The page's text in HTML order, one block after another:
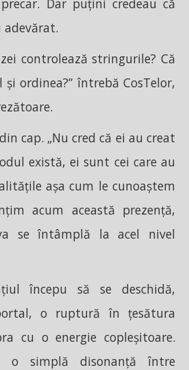
Dar puțini credeau că
adevărat.
controlează stringurile? Că
ordinea?” întrebă CosTelor,
cap. „Nu cred că ei au creat
există, ei sunt cei care au
așa cum le cunoaștem
acum această prezență,
se întâmplă la acel nivel
începu să se deschidă,
o ruptură în țesătura
cu o energie copleșitoare.
o simplă disonanță între